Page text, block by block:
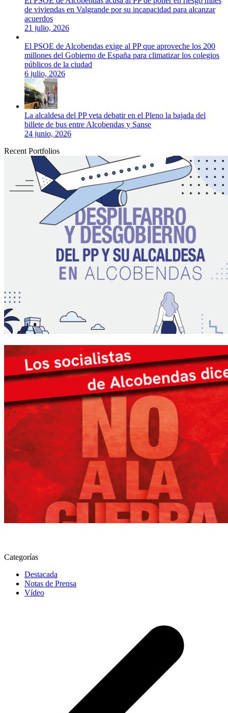
de viviendas en Valgrande por su incapacidad para alcanzar
acuerdos
21 julio, 2026
El PSOE de Alcobendas exige al PP que aproveche los 200
millones del Gobierno de España para climatizar los colegios
públicos de la ciudad
6 julio, 2026
La alcaldesa del PP veta debatir en el Pleno la bajada del
billete de bus entre Alcobendas y Sanse
24 junio, 2026
Recent Portfolios
Categorías
Destacada
Notas de Prensa
Vídeo